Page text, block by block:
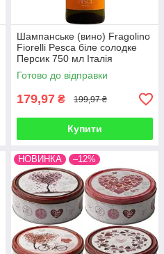
Шампанське (вино) Fragolino
Fiorelli Pesca біле солодке
Персик 750 мл Італія
Готово до відправки
179,97 ₴ 199,97 ₴
Купити
НОВИНКА –12%